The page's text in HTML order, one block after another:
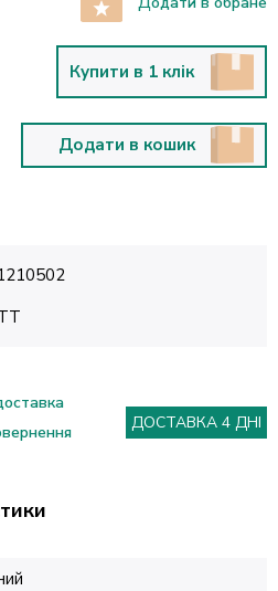
Купити в 1 клік
Додати в кошик
ДОСТАВКА 4 ДНІ